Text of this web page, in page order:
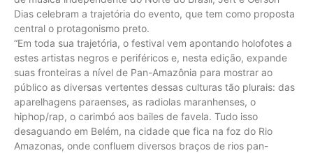
Dias celebram a trajetória do evento, que tem como proposta
central o protagonismo preto.
“Em toda sua trajetória, o festival vem apontando holofotes a
estes artistas negros e periféricos e, nesta edição, expande
suas fronteiras a nível de Pan-Amazônia para mostrar ao
público as diversas vertentes dessas culturas tão plurais: das
aparelhagens paraenses, as radiolas maranhenses, o
hiphop/rap, o carimbó aos bailes de favela. Tudo isso
desaguando em Belém, na cidade que fica na foz do Rio
Amazonas, onde confluem diversos braços de rios pan-